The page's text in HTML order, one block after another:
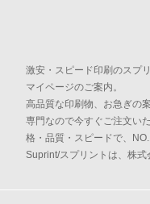
激安・スピード印刷のスプ
マイページのご案内。
高品質な印刷物、お急ぎの
専門なので今すぐご注文い
格・品質・スピードで、
Suprint/スプリントは、株